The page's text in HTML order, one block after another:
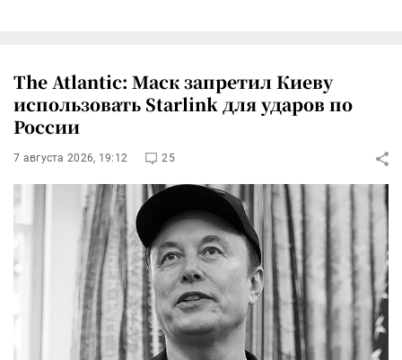
The Atlantic: Маск запретил Киеву
использовать Starlink для ударов по
России
7 августа 2026, 19:12 25